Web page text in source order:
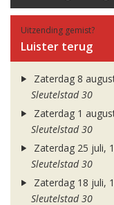
Uitzending gemist?
Luister terug
Zaterdag 8
Sleutelstad 30
Zaterdag 1
Sleutelstad 30
Zaterdag 25 juli,
Sleutelstad 30
Zaterdag 18 juli,
Sleutelstad 30